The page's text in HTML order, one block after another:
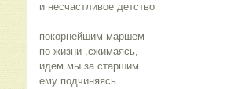
и несчастливое детство
покорнейшим маршем
по жизни ,сжимаясь,
идем мы за старшим
ему подчиняясь.